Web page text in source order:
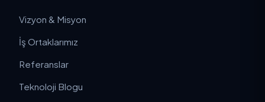
Vizyon & Misyon
İş Ortaklarımız
Referanslar
Teknoloji Blogu